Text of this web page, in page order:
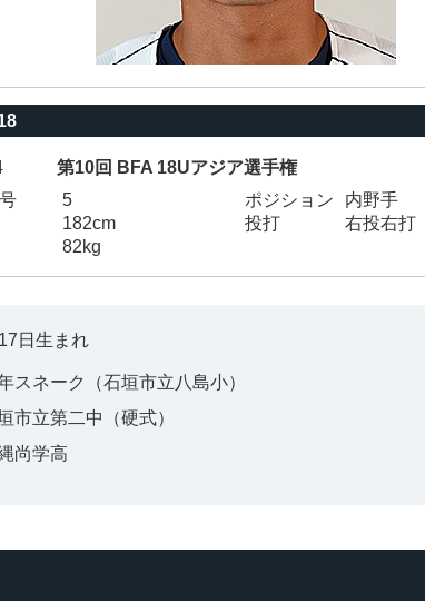
第10回 BFA 18Uアジア選手権
5 ポジション
内野手
182cm 投打
右投右打
82kg
日生まれ
スネーク（石垣市立八島小）
市立第二中（硬式）
尚学高